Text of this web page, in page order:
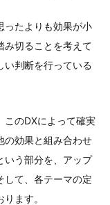
ったよりも効果が小
み切ることを考えて
い判断を行っている
このDXによって確実
の効果と組み合わせ
いう部分を、アップ
して、各テーマの定
ます。